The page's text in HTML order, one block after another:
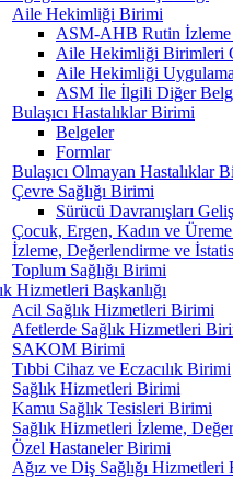
Aile Hekimliği Birimi
ASM-AHB Rutin İzleme
Aile Hekimliği Birimleri
Aile Hekimliği
ASM İle İlgili Diğer
Bulaşıcı Hastalıklar Birimi
Belgeler
Formlar
Bulaşıcı Olmayan Hastalıklar
Çevre Sağlığı Birimi
Sürücü Davranışları
Çocuk, Ergen, Kadın ve
İzleme, Değerlendirme ve
Toplum Sağlığı Birimi
Hizmetleri Başkanlığı
Acil Sağlık Hizmetleri Birimi
Afetlerde Sağlık Hizmetleri
SAKOM Birimi
Tıbbi Cihaz ve Eczacılık Birimi
Sağlık Hizmetleri Birimi
Kamu Sağlık Tesisleri Birimi
Sağlık Hizmetleri İzleme,
Özel Hastaneler Birimi
Ağız ve Diş Sağlığı Hizmetleri